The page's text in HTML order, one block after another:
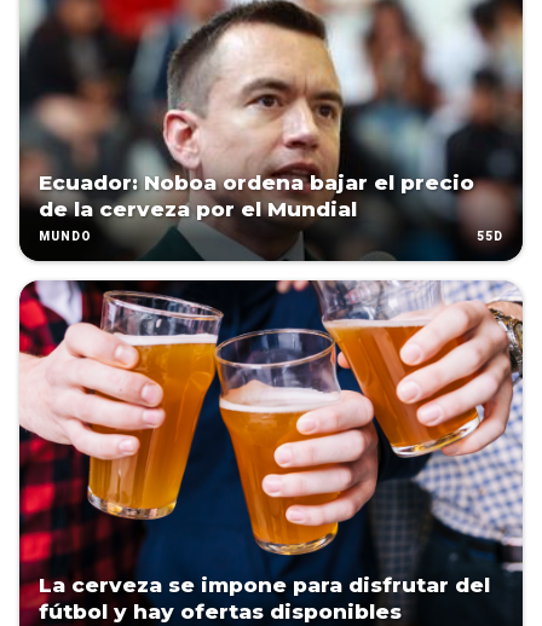
Ecuador: Noboa ordena bajar el precio
de la cerveza por el Mundial
MUNDO 55D
La cerveza se impone para disfrutar del
fútbol y hay ofertas disponibles